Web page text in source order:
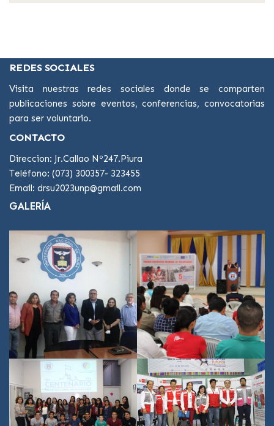
REDES SOCIALES
Visita nuestras redes sociales donde se comparten
publicaciones sobre eventos, conferencias, convocatorias
para ser voluntario.
CONTACTO
Direccion: Jr.Callao Nº247.Piura
Teléfono: (073) 300357- 323455
Email: drsu2023unp@gmail.com
GALERÍA